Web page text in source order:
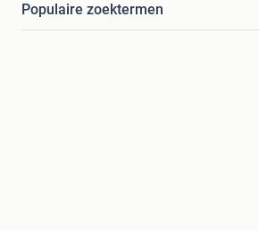
Populaire zoektermen